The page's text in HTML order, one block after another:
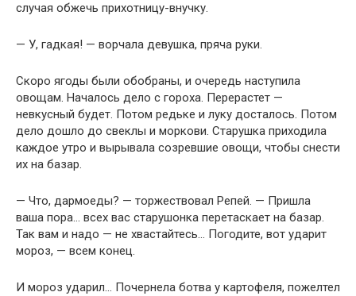
случая обжечь прихотницу-внучку.
— У, гадкая! — ворчала девушка, пряча руки.
Скоро ягоды были обобраны, и очередь наступила
овощам. Началось дело с гороха. Перерастет —
невкусный будет. Потом редьке и луку досталось. Потом
дело дошло до свеклы и моркови. Старушка приходила
каждое утро и вырывала созревшие овощи, чтобы снести
их на базар.
— Что, дармоеды? — торжествовал Репей. — Пришла
ваша пора… всех вас старушонка перетаскает на базар.
Так вам и надо — не хвастайтесь… Погодите, вот ударит
мороз, — всем конец.
И мороз ударил… Почернела ботва у картофеля, пожелтел